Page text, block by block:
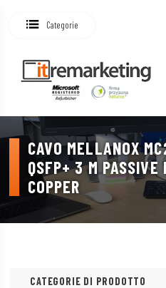
Categorie
CAVO MELLANOX
QSFP+ 3 M PASSIVE
COPPER
CATEGORIE DI PRODOTTO